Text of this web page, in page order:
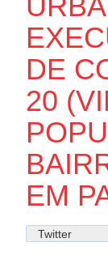
DE
20
EM
Twitter